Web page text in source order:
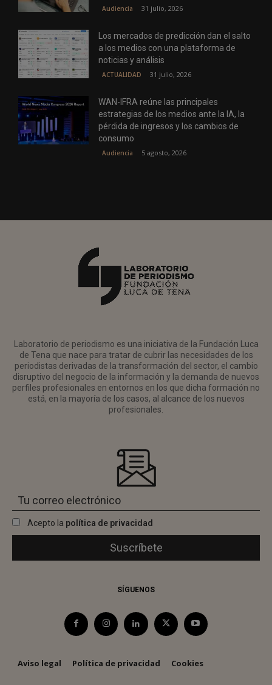
Audiencia 31 julio, 2026
Los mercados de predicción dan el salto
a los medios con una plataforma de
noticias y análisis
ACTUALIDAD 31 julio, 2026
WAN-IFRA reúne las principales
estrategias de los medios ante la IA, la
pérdida de ingresos y los cambios de
consumo
Audiencia 5 agosto, 2026
Laboratorio de periodismo es una iniciativa de la Fundación Luca
de Tena que nace para tratar de cubrir las necesidades de los
periodistas derivadas de la transformación del sector, el cambio
disruptivo del negocio de la información y la demanda de nuevos
perfiles profesionales en entornos en los que dicha formación no
está, en la mayoría de los casos, al alcance de los nuevos
profesionales.
Acepto la política de privacidad
SÍGUENOS
Aviso legal Política de privacidad Cookies